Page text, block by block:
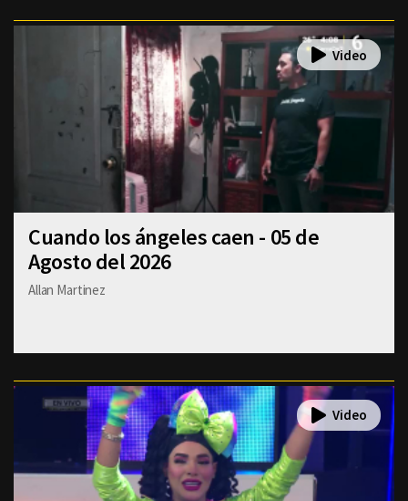
Cuando los ángeles caen - 05 de
Agosto del 2026
Allan Martinez